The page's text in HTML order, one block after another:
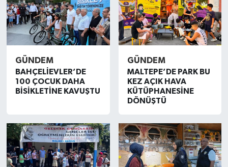
GÜNDEM
BAHÇELİEVLER’DE
100 ÇOCUK DAHA
BİSİKLETİNE KAVUŞTU
GÜNDEM
MALTEPE’DE PARK BU
KEZ AÇIK HAVA
KÜTÜPHANESİNE
DÖNÜŞTÜ
ÖZEL HABER
SAĞLIK
SİYASET
TEKNOLOJİ
YAŞAM
Süper Lig Puan Durumu ve Fikstür
Tüm Manşetler
Son Dakika Haberleri